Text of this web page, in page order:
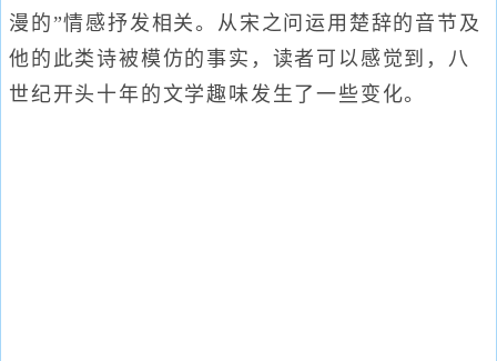
漫的”情感抒发相关。从宋之问运用楚辞的音节及
他的此类诗被模仿的事实，读者可以感觉到，八
世纪开头十年的文学趣味发生了一些变化。